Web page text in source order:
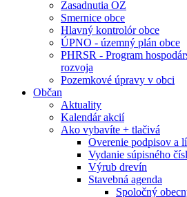
Zasadnutia OZ
Smernice obce
Hlavný kontrolór obce
ÚPNO - územný plán obce
PHRSR - Program
rozvoja
Pozemkové úpravy v obci
Občan
Aktuality
Kalendár akcií
Ako vybavíte + tlačivá
Overenie podpisov a
Vydanie súpisného
Výrub drevín
Stavebná agenda
Spoločný